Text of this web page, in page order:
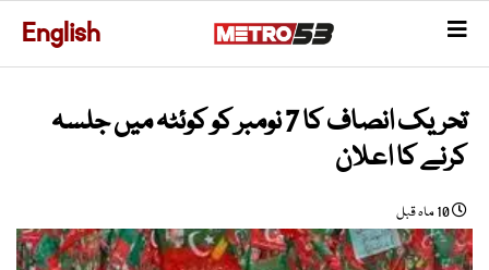
English
تحریک انصاف کا 7 نومبر کو کوئٹہ میں جلسہ
کرنے کا اعلان
10 ماہ قبل